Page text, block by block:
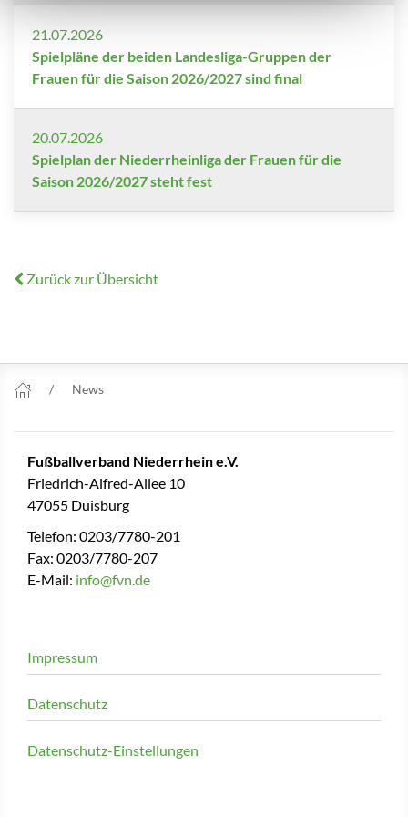
21.07.2026
Spielpläne der beiden Landesliga-Gruppen der
Frauen für die Saison 2026/2027 sind final
20.07.2026
Spielplan der Niederrheinliga der Frauen für die
Saison 2026/2027 steht fest
Zurück zur Übersicht
News
Fußballverband Niederrhein e.V.
Friedrich-Alfred-Allee 10
47055 Duisburg
Telefon: 0203/7780-201
Fax: 0203/7780-207
E-Mail: info@fvn.de
Impressum
Datenschutz
Datenschutz-Einstellungen